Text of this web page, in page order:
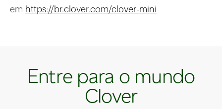
em https://br.clover.com/clover-mini
Entre para o mundo
Clover